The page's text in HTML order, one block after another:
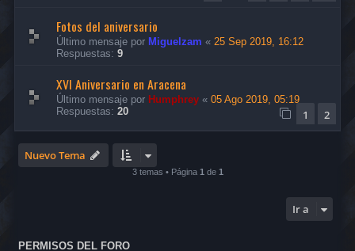
Fotos del aniversario
Último mensaje por Miguelzam « 25 Sep 2019, 16:12
Respuestas: 9
XVI Aniversario en Aracena
Último mensaje por Humphrey « 05 Ago 2019, 05:19
Respuestas: 20 1 2
Nuevo Tema
3 temas • Página 1 de 1
Ir a
PERMISOS DEL FORO